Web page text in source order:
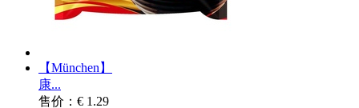
【München】
康...
售价：€ 1.29